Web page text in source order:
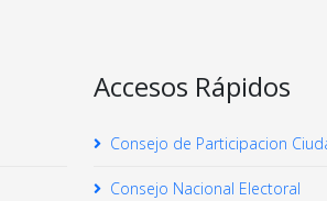
Accesos Rápidos
Consejo de Participacion
Consejo Nacional Electoral